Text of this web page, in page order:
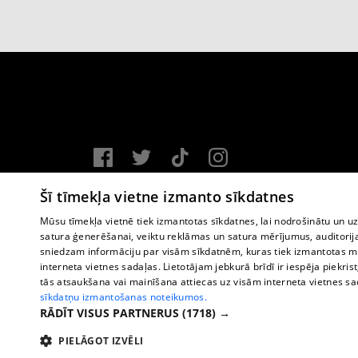
Vortal assistance service: e-mail -
Copyright © 2004-2026 SIA HELIO MEDIA.
All rights reserved.
Šī tīmekļa vietne izmanto sīkdatnes
Mūsu tīmekļa vietnē tiek izmantotas sīkdatnes, lai nodrošinātu un
satura ģenerēšanai, veiktu reklāmas un satura mērījumus,
sniedzam informāciju par visām sīkdatnēm, kuras tiek izmantotas
interneta vietnes sadaļas. Lietotājam jebkurā brīdī ir iespēja
tās atsaukšana vai mainīšana attiecas uz visām interneta vietnes
sīkdatņu izmantošanas noteikumos.
RĀDĪT VISUS PARTNERUS (1718) →
PIELĀGOT IZVĒLI